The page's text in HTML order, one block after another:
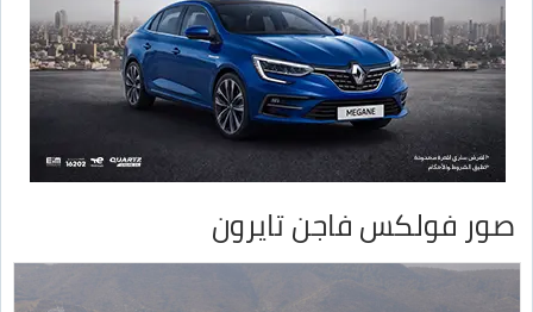
صور فولكس فاجن تايرون